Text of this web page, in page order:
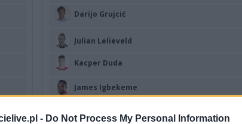
- Do Not Process My Personal Information
Darijo Grujcić
Julian Lelieveld
Kacper Duda
James Igbekeme
Frederico Duarte